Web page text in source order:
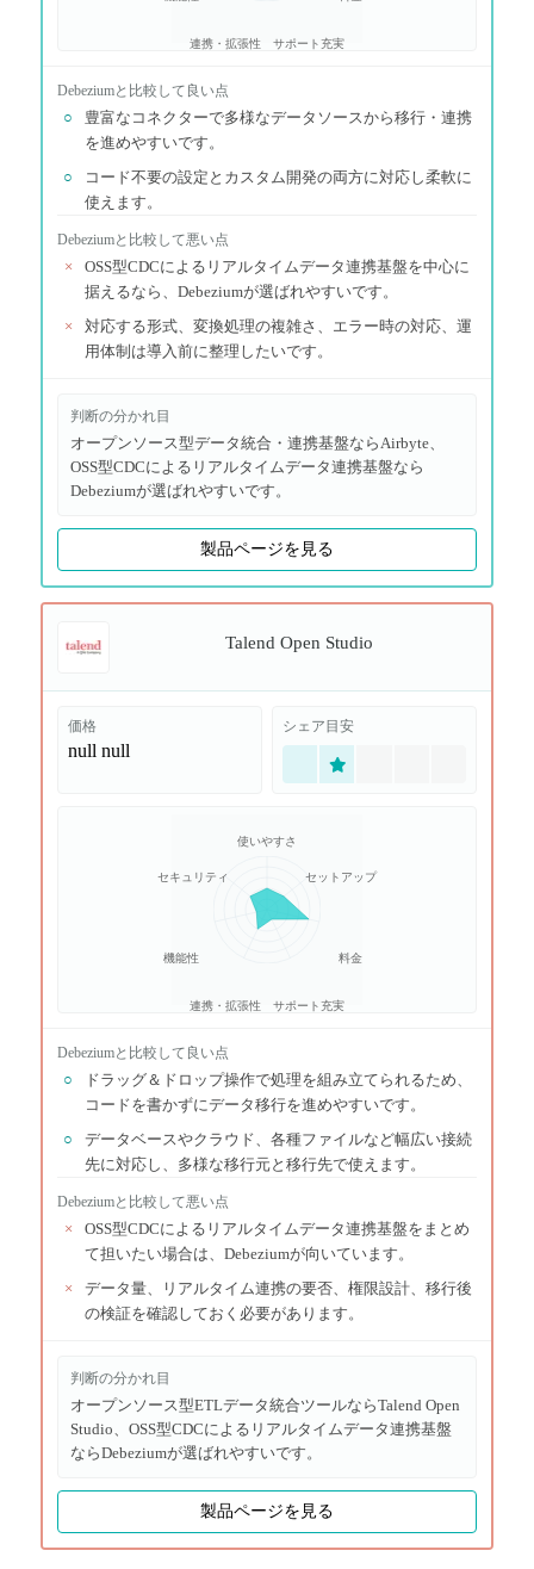
サポート充実
連携・拡張性
Debeziumと比較して良い点
○
豊富なコネクターで多様なデータソースから移行・連携
を進めやすいです。
○
コード不要の設定とカスタム開発の両方に対応し柔軟に
使えます。
Debeziumと比較して悪い点
×
OSS型CDCによるリアルタイムデータ連携基盤を中心に
据えるなら、Debeziumが選ばれやすいです。
×
対応する形式、変換処理の複雑さ、エラー時の対応、運
用体制は導入前に整理したいです。
判断の分かれ目
オープンソース型データ統合・連携基盤ならAirbyte、
OSS型CDCによるリアルタイムデータ連携基盤なら
Debeziumが選ばれやすいです。
製品ページを見る
Talend Open Studio
価格
null null
シェア目安
使いやすさ
セットアップ
料金
サポート充実
連携・拡張性
機能性
セキュリティ
Debeziumと比較して良い点
○
ドラッグ＆ドロップ操作で処理を組み立てられるため、
コードを書かずにデータ移行を進めやすいです。
○
データベースやクラウド、各種ファイルなど幅広い接続
先に対応し、多様な移行元と移行先で使えます。
Debeziumと比較して悪い点
×
OSS型CDCによるリアルタイムデータ連携基盤をまとめ
て担いたい場合は、Debeziumが向いています。
×
データ量、リアルタイム連携の要否、権限設計、移行後
の検証を確認しておく必要があります。
判断の分かれ目
オープンソース型ETLデータ統合ツールならTalend Open
Studio、OSS型CDCによるリアルタイムデータ連携基盤
ならDebeziumが選ばれやすいです。
製品ページを見る